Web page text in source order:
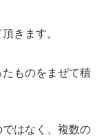
きます。
ものをまぜて積
はなく、複数の